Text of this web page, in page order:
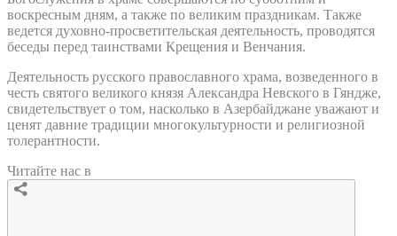
воскресным дням, а также по великим праздникам. Также
ведется духовно-просветительская деятельность, проводятся
беседы перед таинствами Крещения и Венчания.
Деятельность русского православного храма, возведенного в
честь святого великого князя Александра Невского в Гяндже,
свидетельствует о том, насколько в Азербайджане уважают и
ценят давние традиции многокультурности и религиозной
толерантности.
Читайте нас в